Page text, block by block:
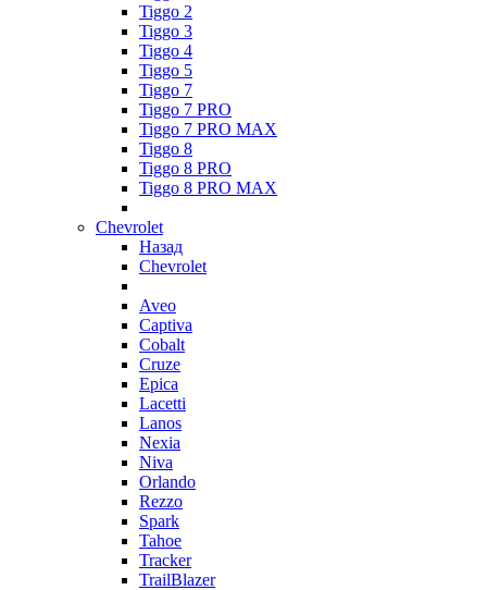
Tiggo 2
Tiggo 3
Tiggo 4
Tiggo 5
Tiggo 7
Tiggo 7 PRO
Tiggo 7 PRO MAX
Tiggo 8
Tiggo 8 PRO
Tiggo 8 PRO MAX
Chevrolet
Назад
Chevrolet
Aveo
Captiva
Cobalt
Cruze
Epica
Lacetti
Lanos
Nexia
Niva
Orlando
Rezzo
Spark
Tahoe
Tracker
TrailBlazer